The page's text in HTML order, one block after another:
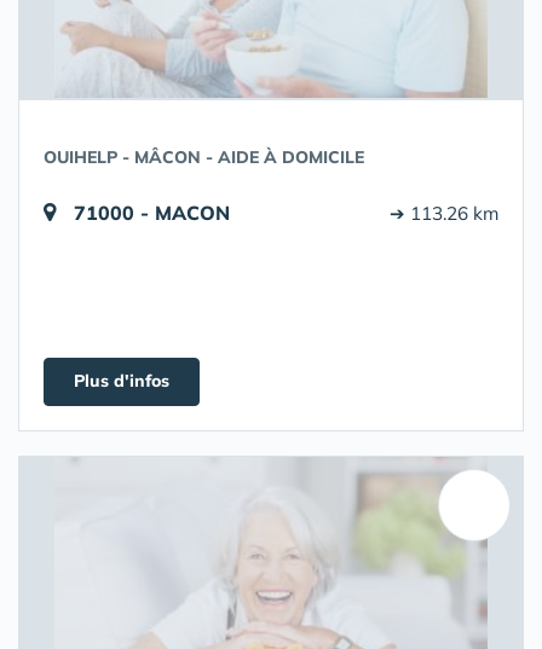
OUIHELP - MÂCON - AIDE À DOMICILE
71000 - MACON ➔ 113.26 km
Plus d'infos